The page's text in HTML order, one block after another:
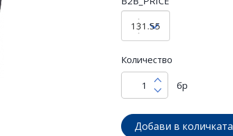
Количество
бр
Добави в количката